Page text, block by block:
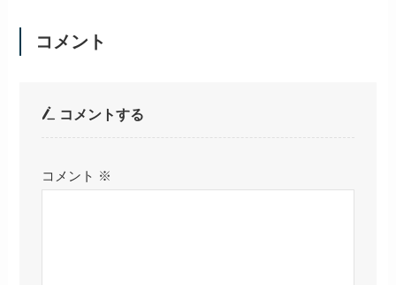
コメント
コメントする
コメント ※